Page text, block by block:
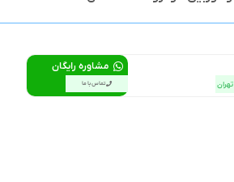
مشاوره رایگان
تماس با ما